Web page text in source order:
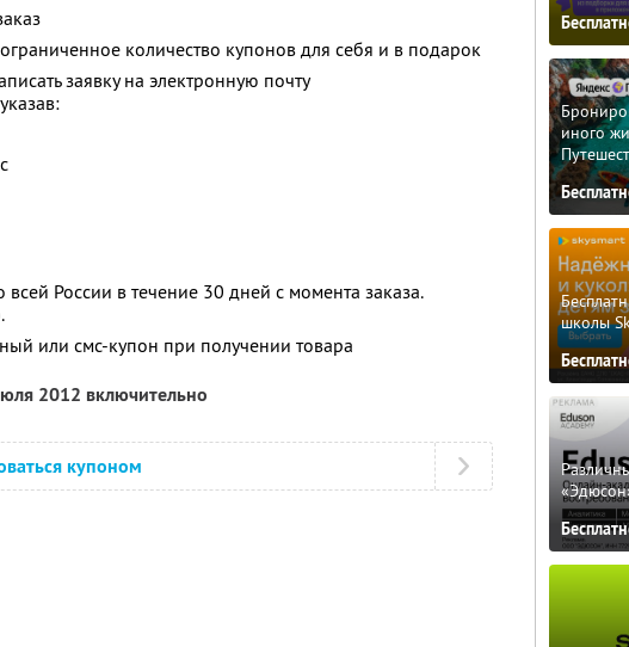
количество купонов для себя и в подарок
заявку на электронную почту
России в течение 30 дней с момента заказа.
или смс-купон при получении товара
2012 включительно
купоном
иного
школы